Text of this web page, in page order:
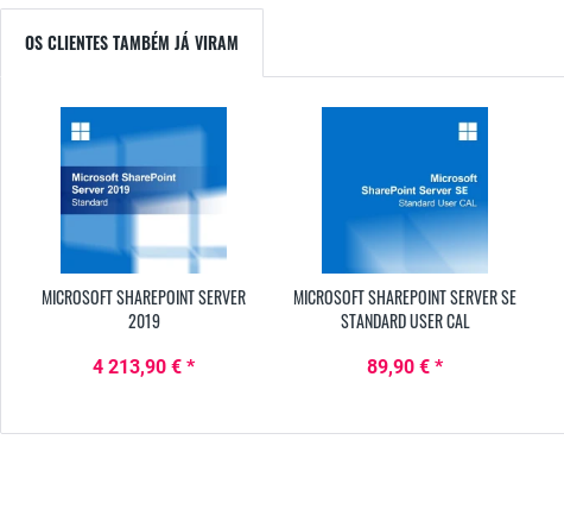
OS CLIENTES TAMBÉM JÁ VIRAM
MICROSOFT SHAREPOINT SERVER
2019
4 213,90 € *
MICROSOFT SHAREPOINT SERVER SE
STANDARD USER CAL
89,90 € *